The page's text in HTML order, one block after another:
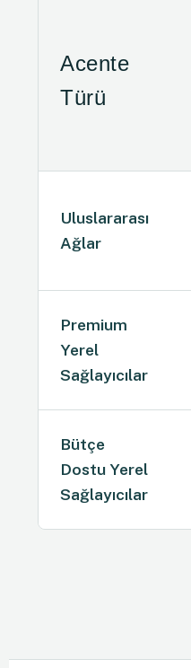
Acente
Türü
Uluslararası
Ağlar
Premium
Yerel
Sağlayıcılar
Bütçe
Dostu Yerel
Sağlayıcılar